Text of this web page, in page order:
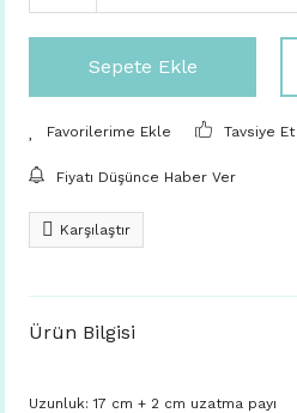
Sepete Ekle
Tavsiye Et
Fiyatı Düşünce Haber Ver
Karşılaştır
Ürün Bilgisi
Uzunluk: 17 cm + 2 cm uzatma payı